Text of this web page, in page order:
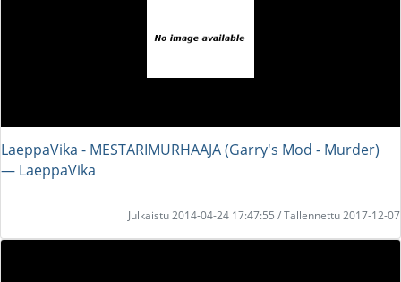
LaeppaVika - MESTARIMURHAAJA (Garry's Mod - Murder)
― LaeppaVika
Julkaistu 2014-04-24 17:47:55 / Tallennettu 2017-12-07